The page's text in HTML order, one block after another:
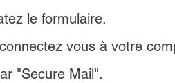
le formulaire.
vous à votre
"Secure Mail".